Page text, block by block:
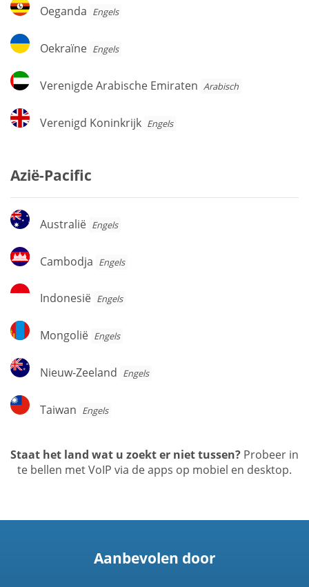
Oeganda
Oeganda Engels
Oekraïne
Oekraïne Engels
Verenigde
Arabische
Verenigde Arabische Emiraten Arabisch
Verenigd
Koninkrijk
Verenigd Koninkrijk Engels
Azië-Pacific
Australië
Australië Engels
Cambodja
Cambodja Engels
Indonesië
Indonesië Engels
Mongolië
Mongolië Engels
Nieuw-
Zeeland
Nieuw-Zeeland Engels
Taiwan
Taiwan Engels
Staat het land wat u zoekt er niet tussen? Probeer in
te bellen met VoIP via de apps op mobiel en desktop.
Aanbevolen door